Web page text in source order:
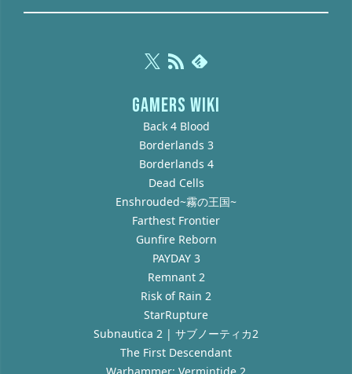
GAMERS WIKI
Back 4 Blood
Borderlands 3
Borderlands 4
Dead Cells
Enshrouded~霧の王国~
Farthest Frontier
Gunfire Reborn
PAYDAY 3
Remnant 2
Risk of Rain 2
StarRupture
Subnautica 2 | サブノーティカ2
The First Descendant